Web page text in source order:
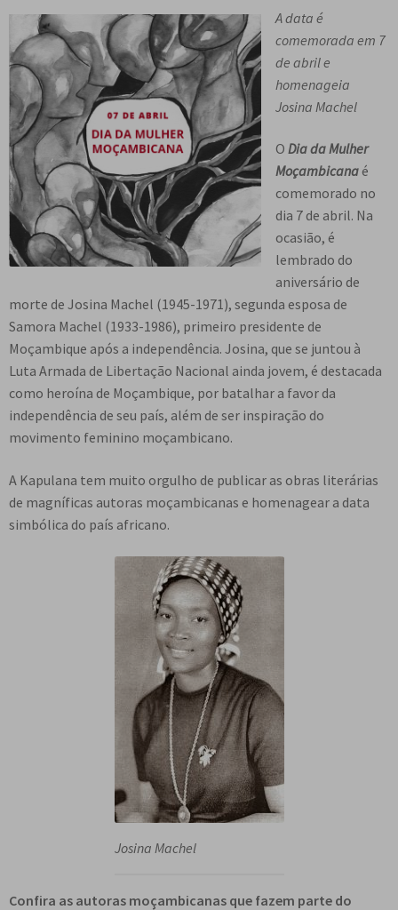
e
n
e
m
n
s
c
e
n
d
e
n
t
e
r
m
e
n
d
e
s
c
e
n
d
e
n
t
e
n
d
i
r
m
n
u
d
e
s
c
e
n
d
e
n
t
e
p
a
n
d
i
m
e
n
u
d
e
s
c
e
n
d
e
n
Meu cadastro
A data é
comemorada em 7
de abril e
homenageia
Josina Machel
O Dia da Mulher
Moçambicana é
comemorado no
dia 7 de abril. Na
ocasião, é
lembrado do
aniversário de
morte de Josina Machel (1945-1971), segunda esposa de
Samora Machel (1933-1986), primeiro presidente de
Moçambique após a independência. Josina, que se juntou à
Luta Armada de Libertação Nacional ainda jovem, é destacada
como heroína de Moçambique, por batalhar a favor da
independência de seu país, além de ser inspiração do
movimento feminino moçambicano.
A Kapulana tem muito orgulho de publicar as obras literárias
de magníficas autoras moçambicanas e homenagear a data
simbólica do país africano.
Josina Machel
Confira as autoras moçambicanas que fazem parte do